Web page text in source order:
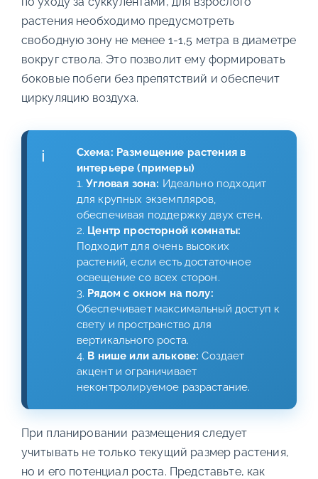
растения необходимо предусмотреть
свободную зону не менее 1-1,5 метра в диаметре
вокруг ствола. Это позволит ему формировать
боковые побеги без препятствий и обеспечит
циркуляцию воздуха.
Схема: Размещение растения в
интерьере (примеры)
1.Угловая зона: Идеально подходит
для крупных экземпляров,
обеспечивая поддержку двух стен.
2. Центр просторной комнаты:
Подходит для очень высоких
растений, если есть достаточное
освещение со всех сторон.
3. Рядом с окном на полу:
Обеспечивает максимальный доступ к
свету и пространство для
вертикального роста.
4. В нише или алькове: Создает
акцент и ограничивает
неконтролируемое разрастание.
При планировании размещения следует
учитывать не только текущий размер растения,
но и его потенциал роста. Представьте, как